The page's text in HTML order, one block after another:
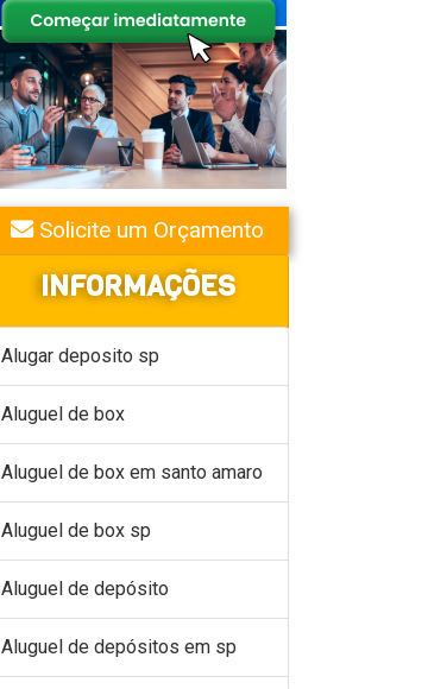
Solicite um Orçamento
INFORMAÇÕES
Alugar deposito sp
Aluguel de box
Aluguel de box em santo amaro
Aluguel de box sp
Aluguel de depósito
Aluguel de depósitos em sp